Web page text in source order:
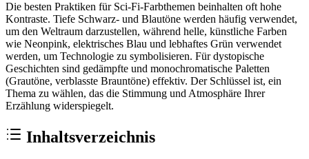
Die besten Praktiken für Sci-Fi-Farbthemen beinhalten oft hohe
Kontraste. Tiefe Schwarz- und Blautöne werden häufig verwendet,
um den Weltraum darzustellen, während helle, künstliche Farben
wie Neonpink, elektrisches Blau und lebhaftes Grün verwendet
werden, um Technologie zu symbolisieren. Für dystopische
Geschichten sind gedämpfte und monochromatische Paletten
(Grautöne, verblasste Brauntöne) effektiv. Der Schlüssel ist, ein
Thema zu wählen, das die Stimmung und Atmosphäre Ihrer
Erzählung widerspiegelt.
Inhaltsverzeichnis